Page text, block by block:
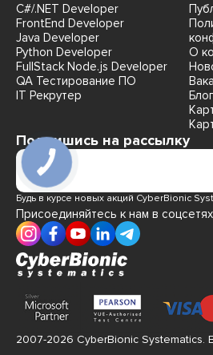
C#/.NET Developer
FrontEnd Developer
Java Developer
Python Developer
FullStack Node.js Developer
QA Тестирование ПО
IT Рекрутер
О
Блог
Подпишись на рассылку
Будь в курсе новых акций CyberBionic
Присоединяйтесь к нам в соцсетях
2007-2026 CyberBionic